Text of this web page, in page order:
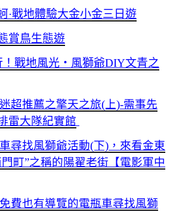
·戰地體驗大金小金三日遊
賞鳥生態遊
！戰地風光‧風獅爺DIY文青之
超推薦之擎天之旅(上)-需事先
雷大隊紀實館
尋找風獅爺活動(下)，來看金東
町”之稱的陽翟老街【電影軍中
費也有導覽的電瓶車尋找風獅